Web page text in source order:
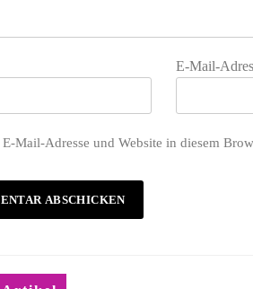
E-Mail-
Mail-Adresse und Website in diesem